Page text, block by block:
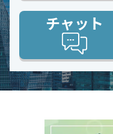
チャット